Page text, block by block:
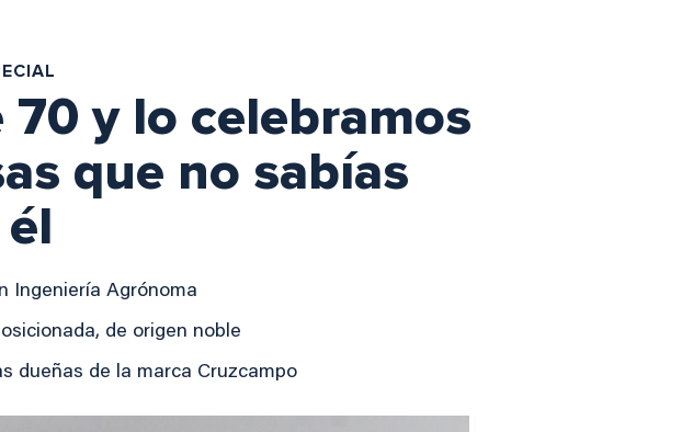
y lo celebramos
que no sabías
Ingeniería Agrónoma
de origen noble
dueñas de la marca Cruzcampo